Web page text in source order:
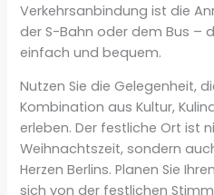
Verkehrsanbindung ist die
der S-Bahn oder dem Bus –
einfach und bequem.
Nutzen Sie die Gelegenheit,
Kombination aus Kultur,
erleben. Der festliche Ort ist
Weihnachtszeit, sondern
Herzen Berlins. Planen Sie
sich von der festlichen